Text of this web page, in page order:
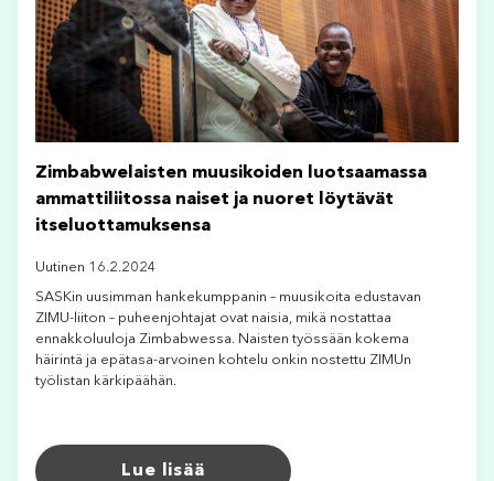
Zimbabwelaisten muusikoiden luotsaamassa
ammattiliitossa naiset ja nuoret löytävät
itseluottamuksensa
Uutinen 16.2.2024
SASKin uusimman hankekumppanin – muusikoita edustavan
ZIMU-liiton – puheenjohtajat ovat naisia, mikä nostattaa
ennakkoluuloja Zimbabwessa. Naisten työssään kokema
häirintä ja epätasa-arvoinen kohtelu onkin nostettu ZIMUn
työlistan kärkipäähän.
Lue lisää